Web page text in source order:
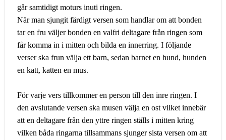
går samtidigt moturs inuti ringen.
När man sjungit färdigt versen som handlar om att bonden
tar en fru väljer bonden en valfri deltagare från ringen som
får komma in i mitten och bilda en innerring. I följande
verser ska frun välja ett barn, sedan barnet en hund, hunden
en katt, katten en mus.
För varje vers tillkommer en person till den inre ringen. I
den avslutande versen ska musen välja en ost vilket innebär
att en deltagare från den yttre ringen ställs i mitten kring
vilken båda ringarna tillsammans sjunger sista versen om att